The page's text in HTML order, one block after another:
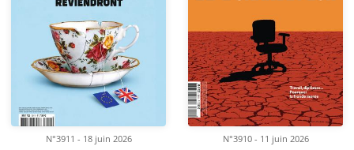
N°3911 - 18 juin 2026 N°3910 - 11 juin 2026